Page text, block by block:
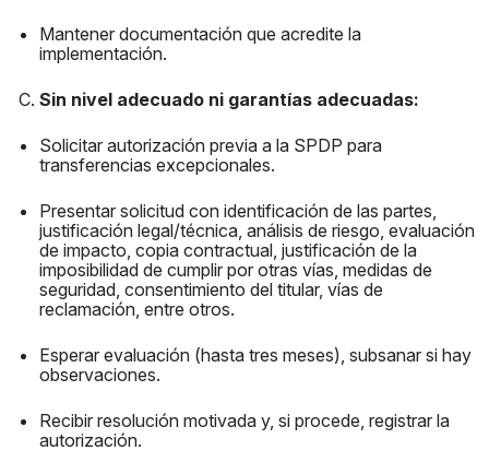
Mantener documentación que acredite la
implementación.
Sin nivel adecuado ni garantías adecuadas:
Solicitar autorización previa a la SPDP para
transferencias excepcionales.
Presentar solicitud con identificación de las partes,
justificación legal/técnica, análisis de riesgo, evaluación
de impacto, copia contractual, justificación de la
imposibilidad de cumplir por otras vías, medidas de
seguridad, consentimiento del titular, vías de
reclamación, entre otros.
Esperar evaluación (hasta tres meses), subsanar si hay
observaciones.
Recibir resolución motivada y, si procede, registrar la
autorización.